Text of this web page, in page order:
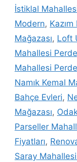
İstiklal
Modern,
Mağazası, Loft
Mahallesi
Mahallesi
Namık Kemal
Bahçe Evleri,
Mağazası,
Parseller
Fiyatları,
Saray